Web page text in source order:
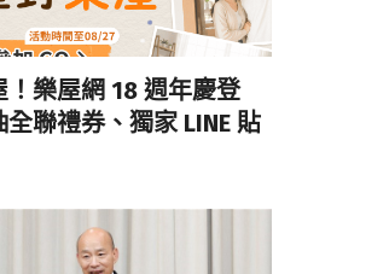
樂屋網 18 週年慶登
聯禮券、獨家 LINE 貼